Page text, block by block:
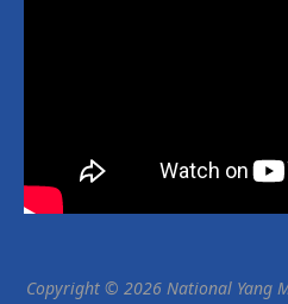
Copyright © 2026 National Yang